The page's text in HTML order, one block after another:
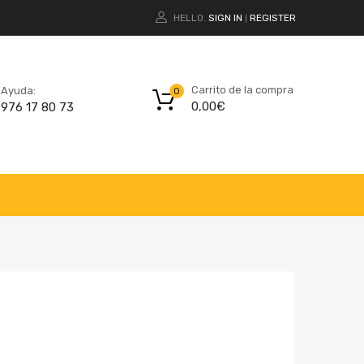
HELLO. SIGN IN REGISTER
Ayuda:
976 17 80 73
Carrito de la compra
0,00€
0